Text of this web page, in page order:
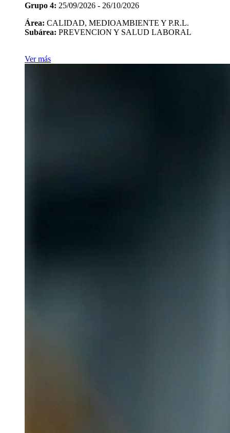
Grupo 4: 25/09/2026 - 26/10/2026
Área: CALIDAD, MEDIOAMBIENTE Y P.R.L.
Subárea: PREVENCION Y SALUD LABORAL
Ver más